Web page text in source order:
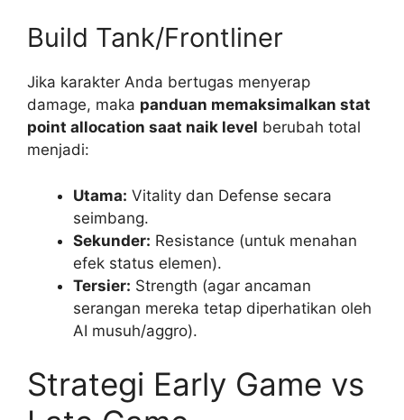
Build Tank/Frontliner
Jika karakter Anda bertugas menyerap
damage, maka panduan memaksimalkan stat
point allocation saat naik level berubah total
menjadi:
Utama: Vitality dan Defense secara
seimbang.
Sekunder: Resistance (untuk menahan
efek status elemen).
Tersier: Strength (agar ancaman
serangan mereka tetap diperhatikan oleh
AI musuh/aggro).
Strategi Early Game vs